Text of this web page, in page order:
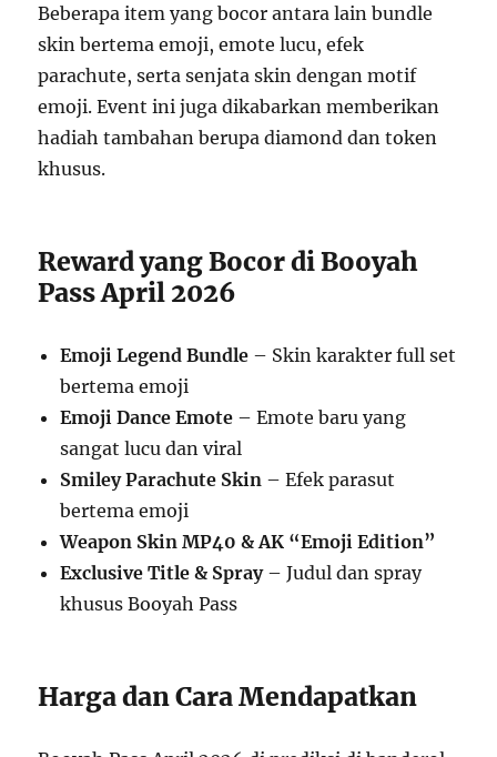
Beberapa item yang bocor antara lain bundle
skin bertema emoji, emote lucu, efek
parachute, serta senjata skin dengan motif
emoji. Event ini juga dikabarkan memberikan
hadiah tambahan berupa diamond dan token
khusus.
Reward yang Bocor di Booyah
Pass April 2026
Emoji Legend Bundle – Skin karakter full set
bertema emoji
Emoji Dance Emote – Emote baru yang
sangat lucu dan viral
Smiley Parachute Skin – Efek parasut
bertema emoji
Weapon Skin MP40 & AK “Emoji Edition”
Exclusive Title & Spray– Judul dan spray
khusus Booyah Pass
Harga dan Cara Mendapatkan